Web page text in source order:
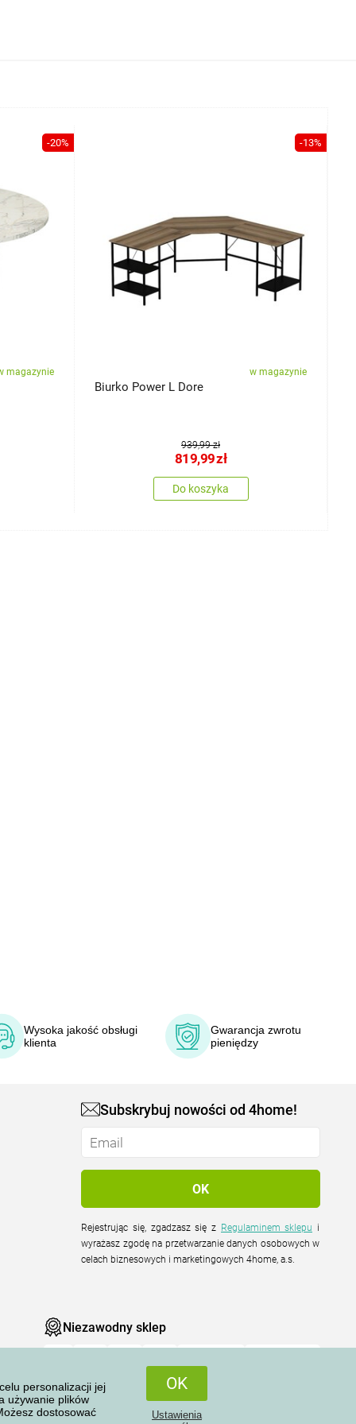
personalizacji jej
używanie plików
dostosować
OK
Ustawienia
-20%
magazynie
-13%
w magazynie
Biurko Power L Dore
939,99 zł
819,99zł
Do koszyka
Wysoka jakość obsługi
klienta
Gwarancja zwrotu
pieniędzy
Subskrybuj nowości od 4home!
Rejestrując się, zgadzasz się z Regulaminem sklepu
wyrażasz zgodę na przetwarzanie danych osobowych w
celach biznesowych i marketingowych 4home, a.s.
Niezawodny sklep